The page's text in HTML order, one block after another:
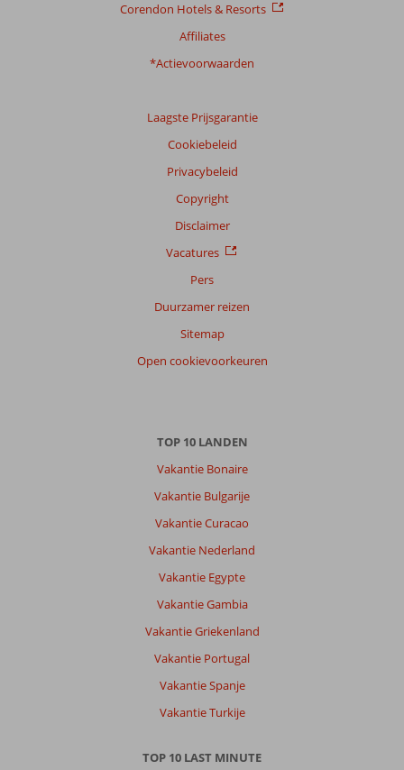
Corendon Hotels & Resorts
Affiliates
*Actievoorwaarden
Laagste Prijsgarantie
Cookiebeleid
Privacybeleid
Copyright
Disclaimer
Vacatures
Pers
Duurzamer reizen
Sitemap
Open cookievoorkeuren
TOP 10 LANDEN
Vakantie Bonaire
Vakantie Bulgarije
Vakantie Curacao
Vakantie Nederland
Vakantie Egypte
Vakantie Gambia
Vakantie Griekenland
Vakantie Portugal
Vakantie Spanje
Vakantie Turkije
TOP 10 LAST MINUTE